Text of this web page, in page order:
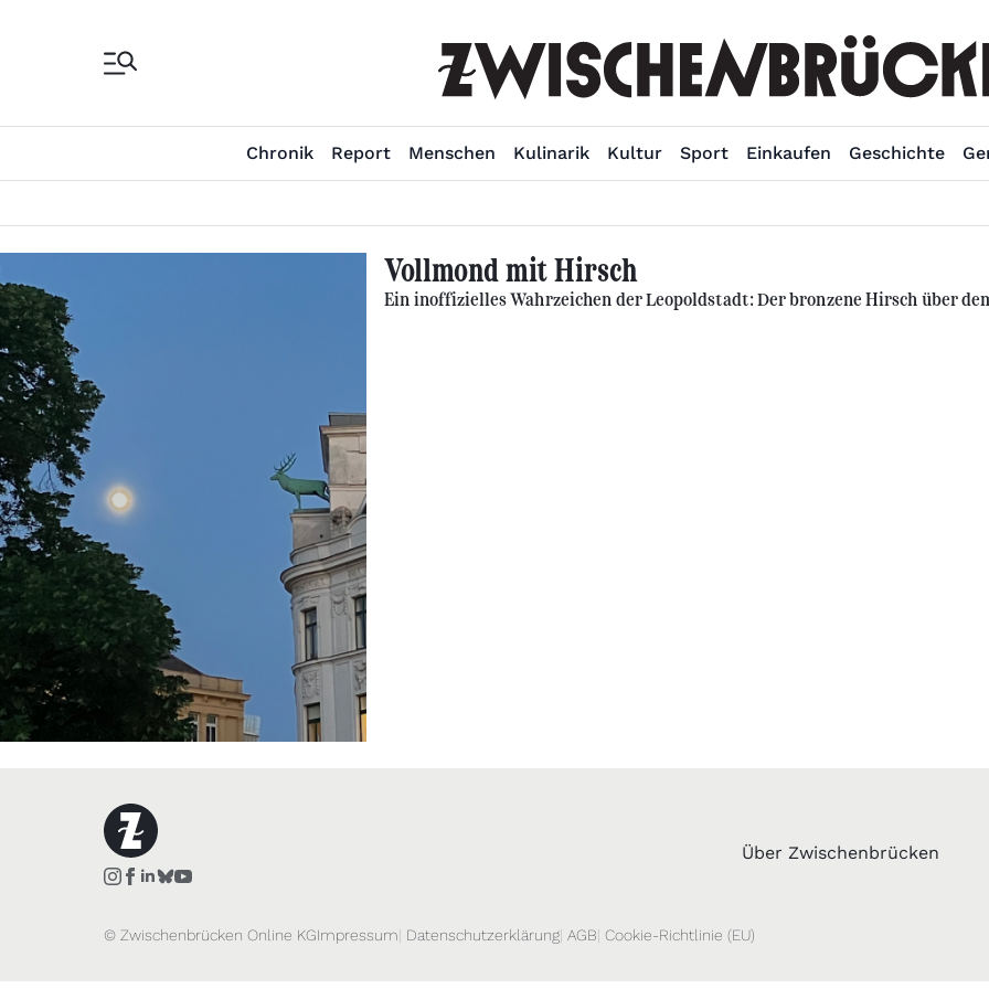
Chronik Report Menschen Kulinarik Kultur Sport Einkaufen Geschichte
Vollmond mit Hirsch
Ein inoffizielles Wahrzeichen der Leopoldstadt: Der bronzene Hirsch über
Über Zwischenbrücken
© Zwischenbrücken Online KGImpressum Datenschutzerklärung AGB Cookie-Richtlinie (EU)